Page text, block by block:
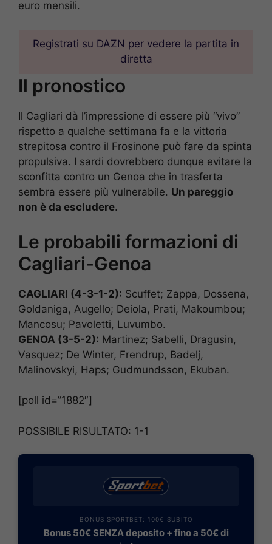
euro mensili.
Registrati su DAZN per vedere la partita in
diretta
Il pronostico
Il Cagliari dà l’impressione di essere più “vivo”
rispetto a qualche settimana fa e la vittoria
strepitosa contro il Frosinone può fare da spinta
propulsiva. I sardi dovrebbero dunque evitare la
sconfitta contro un Genoa che in trasferta
sembra essere più vulnerabile. Un pareggio
non è da escludere.
Le probabili formazioni di
Cagliari-Genoa
CAGLIARI (4-3-1-2): Scuffet; Zappa, Dossena,
Goldaniga, Augello; Deiola, Prati, Makoumbou;
Mancosu; Pavoletti, Luvumbo.
GENOA (3-5-2): Martinez; Sabelli, Dragusin,
Vasquez; De Winter, Frendrup, Badelj,
Malinovskyi, Haps; Gudmundsson, Ekuban.
[poll id=”1882″]
POSSIBILE RISULTATO: 1-1
BONUS SPORTBET: 100€ SUBITO
Bonus 50€ SENZA deposito + fino a 50€ di